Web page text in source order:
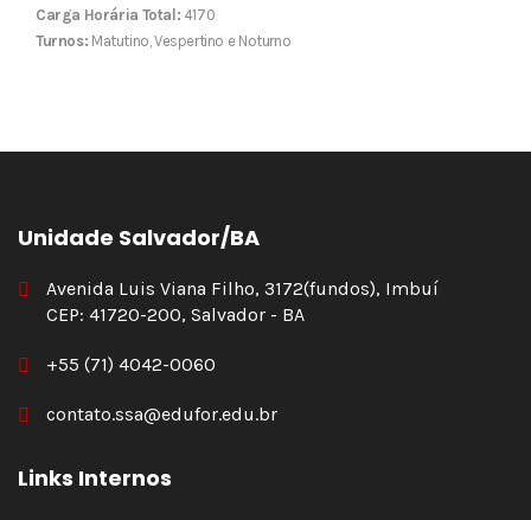
Carga Horária Total: 4170
Turnos: Matutino, Vespertino e Noturno
Unidade Salvador/BA
Avenida Luis Viana Filho, 3172(fundos), Imbuí
CEP: 41720-200, Salvador - BA
+55 (71) 4042-0060
contato.ssa@edufor.edu.br
Links Internos